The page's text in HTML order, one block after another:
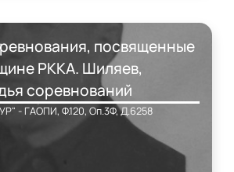
посвященные
РККА. Шиляев,
соревнований
- ГАОПИ, Ф.120, Оп.3Ф, Д.6258